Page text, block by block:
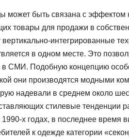
может быть связана с
то­вары для продажи в
интегрированные
в одном месте. Это
в СМИ. Подобную концепцию
они производятся модными
надевали в среднем около
стилевые тенденции
х годах, в последнее время
к одежде категории